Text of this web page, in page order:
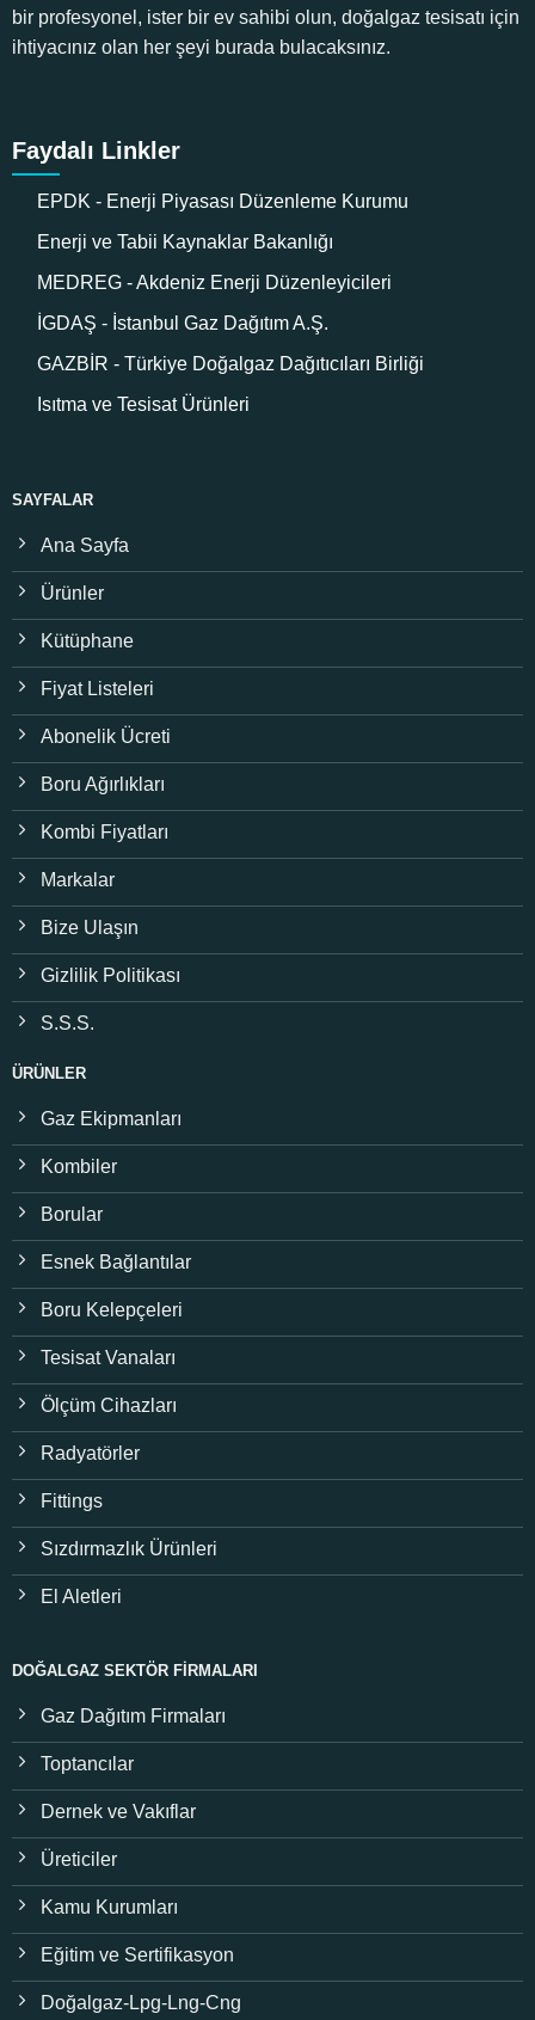
bir profesyonel, ister bir ev sahibi olun, doğalgaz tesisatı için
ihtiyacınız olan her şeyi burada bulacaksınız.
Faydalı Linkler
EPDK - Enerji Piyasası Düzenleme Kurumu
Enerji ve Tabii Kaynaklar Bakanlığı
MEDREG - Akdeniz Enerji Düzenleyicileri
İGDAŞ - İstanbul Gaz Dağıtım A.Ş.
GAZBİR - Türkiye Doğalgaz Dağıtıcıları Birliği
Isıtma ve Tesisat Ürünleri
SAYFALAR
Ana Sayfa
Ürünler
Kütüphane
Fiyat Listeleri
Abonelik Ücreti
Boru Ağırlıkları
Kombi Fiyatları
Markalar
Bize Ulaşın
Gizlilik Politikası
S.S.S.
ÜRÜNLER
Gaz Ekipmanları
Kombiler
Borular
Esnek Bağlantılar
Boru Kelepçeleri
Tesisat Vanaları
Ölçüm Cihazları
Radyatörler
Fittings
Sızdırmazlık Ürünleri
El Aletleri
DOĞALGAZ SEKTÖR FIRMALARI
Gaz Dağıtım Firmaları
Toptancılar
Dernek ve Vakıflar
Üreticiler
Kamu Kurumları
Eğitim ve Sertifikasyon
Doğalgaz-Lpg-Lng-Cng